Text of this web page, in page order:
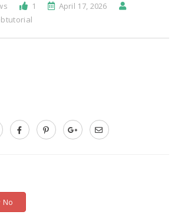
1
April 17, 2026
No